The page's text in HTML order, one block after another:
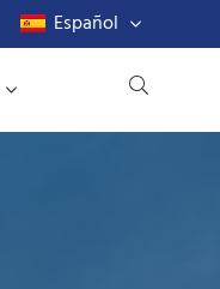
Español